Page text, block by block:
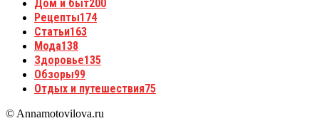
Дом и быт200
Рецепты174
Статьи163
Мода138
Здоровье135
Обзоры99
Отдых и путешествия75
© Annamotovilova.ru